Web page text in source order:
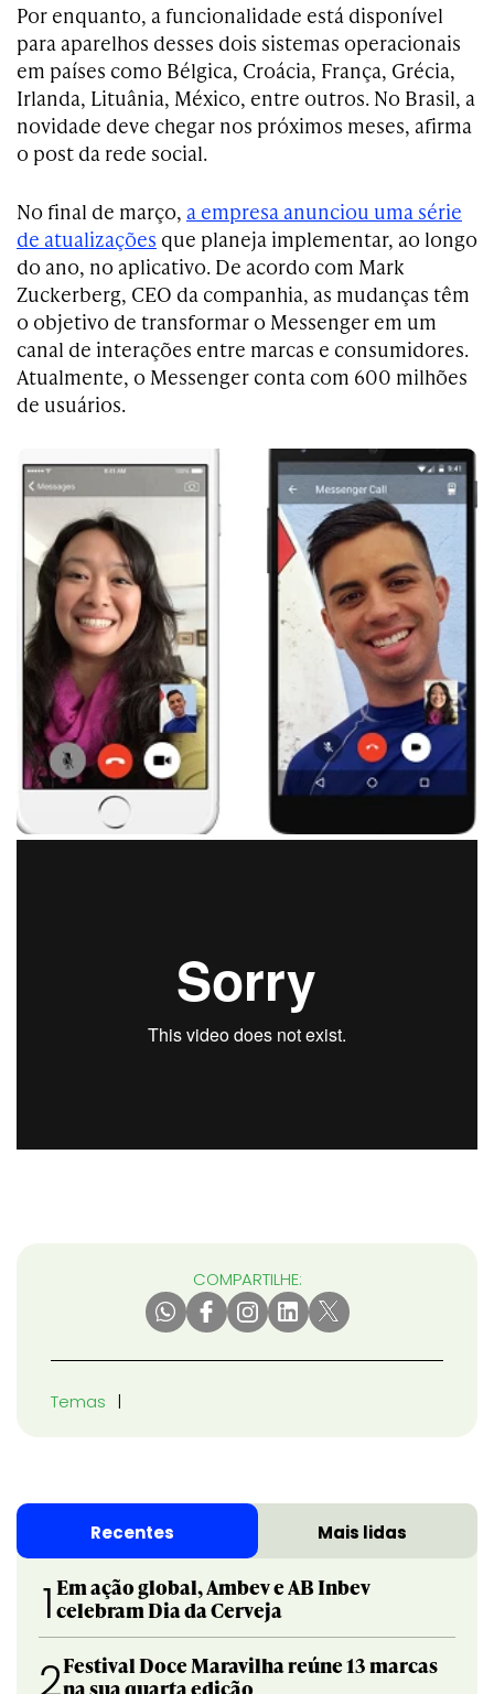
Por enquanto, a funcionalidade está disponível
para aparelhos desses dois sistemas operacionais
em países como Bélgica, Croácia, França, Grécia,
Irlanda, Lituânia, México, entre outros. No Brasil, a
novidade deve chegar nos próximos meses, afirma
o post da rede social.
No final de março, a empresa anunciou uma série
de atualizações que planeja implementar, ao longo
do ano, no aplicativo. De acordo com Mark
Zuckerberg, CEO da companhia, as mudanças têm
o objetivo de transformar o Messenger em um
canal de interações entre marcas e consumidores.
Atualmente, o Messenger conta com 600 milhões
de usuários.
COMPARTILHE:
Temas
Recentes Mais lidas
1 Em ação global, Ambev e AB Inbev
celebram Dia da Cerveja
2Festival Doce Maravilha reúne 13 marcas
na sua quarta edição